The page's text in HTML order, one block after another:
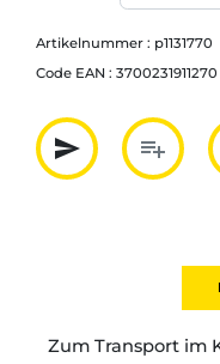
Artikelnummer : p1131770
Code EAN : 3700231911270
send
Partager
playlist_add
Zum Transport im